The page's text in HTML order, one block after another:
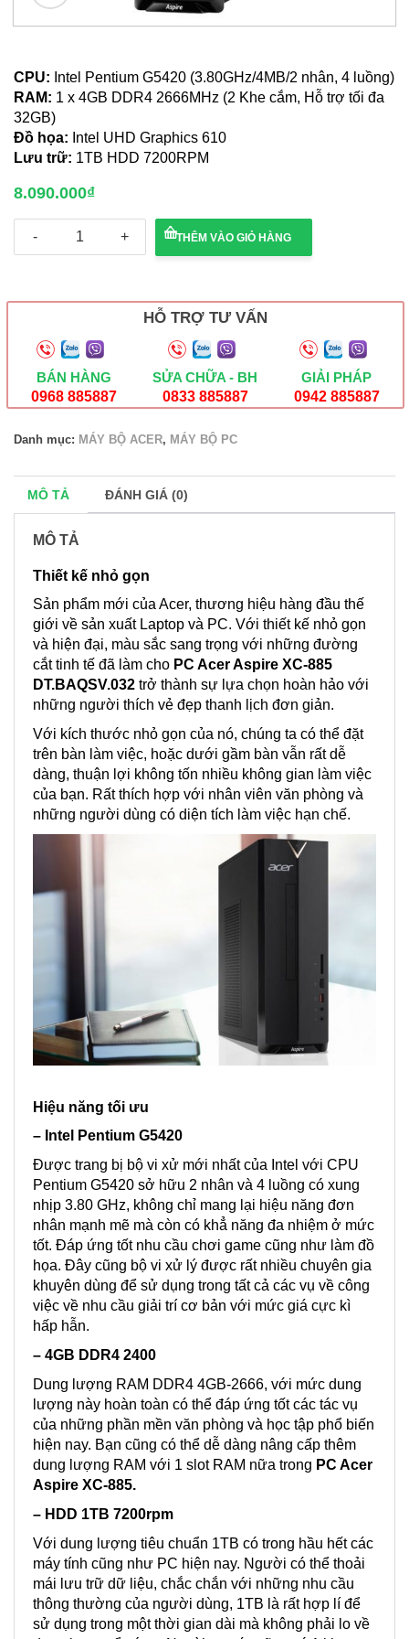
CPU: Intel Pentium G5420 (3.80GHz/4MB/2 nhân, 4 luồng)
RAM: 1 x 4GB DDR4 2666MHz (2 Khe cắm, Hỗ trợ tối đa
32GB)
Đồ họa: Intel UHD Graphics 610
Lưu trữ: 1TB HDD 7200RPM
8.090.000₫
Acer
Aspire
G5420/4GB/1TB
HDD/UHD
610)
số
lượng
THÊM VÀO GIỎ HÀNG
HỖ TRỢ TƯ VẤN
BÁN HÀNG
0968 885887
SỬA CHỮA - BH
0833 885887
GIẢI PHÁP
0942 885887
Danh mục: MÁY BỘ ACER, MÁY BỘ PC
MÔ TẢ ĐÁNH GIÁ (0)
MÔ TẢ
Thiết kế nhỏ gọn
Sản phẩm mới của Acer, thương hiệu hàng đầu thế
giới về sản xuất Laptop và PC. Với thiết kế nhỏ gọn
và hiện đại, màu sắc sang trọng với những đường
cắt tinh tế đã làm cho PC Acer Aspire XC-885
DT.BAQSV.032 trở thành sự lựa chọn hoàn hảo với
những người thích vẻ đẹp thanh lịch đơn giản.
Với kích thước nhỏ gọn của nó, chúng ta có thể đặt
trên bàn làm việc, hoặc dưới gầm bàn vẫn rất dễ
dàng, thuận lợi không tốn nhiều không gian làm việc
của bạn. Rất thích hợp với nhân viên văn phòng và
những người dùng có diện tích làm việc hạn chế.
Hiệu năng tối ưu
– Intel Pentium G5420
Được trang bị bộ vi xử mới nhất của Intel với CPU
Pentium G5420 sở hữu 2 nhân và 4 luồng có xung
nhịp 3.80 GHz, không chỉ mang lại hiệu năng đơn
nhân mạnh mẽ mà còn có khẳ năng đa nhiệm ở mức
tốt. Đáp ứng tốt nhu cầu chơi game cũng như làm đồ
họa. Đây cũng bộ vi xử lý được rất nhiều chuyên gia
khuyên dùng để sử dụng trong tất cả các vụ về công
việc về nhu cầu giải trí cơ bản với mức giá cực kì
hấp hẫn.
– 4GB DDR4 2400
Dung lượng RAM DDR4 4GB-2666, với mức dung
lượng này hoàn toàn có thể đáp ứng tốt các tác vụ
của những phần mền văn phòng và học tập phổ biến
hiện nay. Bạn cũng có thể dễ dàng nâng cấp thêm
dung lượng RAM với 1 slot RAM nữa trong PC Acer
Aspire XC-885.
– HDD 1TB 7200rpm
Với dung lượng tiêu chuẩn 1TB có trong hầu hết các
máy tính cũng như PC hiện nay. Người có thể thoải
mái lưu trữ dữ liệu, chắc chắn với những nhu cầu
thông thường của người dùng, 1TB là rất hợp lí để
sử dụng trong một thời gian dài mà không phải lo về